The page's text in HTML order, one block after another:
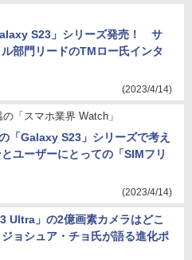
S23」シリーズ発売！ サ
部門リードのTMロー氏インタ
(2023/4/14)
「スマホ業界 Watch」
「Galaxy S23」シリーズで考え
ユーザーにとっての「SIMフリ
(2023/4/14)
Ultra」の2億画素カメラはどこ
ョシュア・チョ氏が語る進化ポ